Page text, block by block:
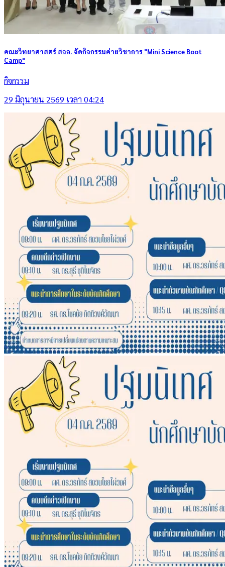
คณะวิทยาศาสตร์ สจล. จัดกิจกรรมค่ายวิชาการ "Mini Science Boot
Camp"
กิจกรรม
29 มิถุนายน 2569 เวลา 04:24